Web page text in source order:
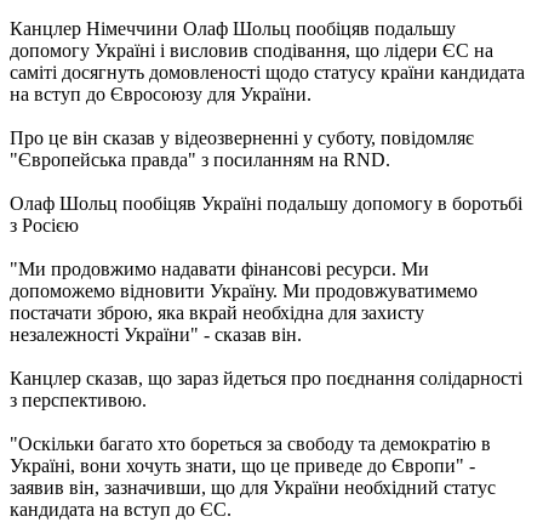
Канцлер Німеччини Олаф Шольц пообіцяв подальшу
допомогу Україні і висловив сподівання, що лідери ЄС на
саміті досягнуть домовленості щодо статусу країни кандидата
на вступ до Євросоюзу для України.
Про це він сказав у відеозверненні у суботу, повідомляє
"Європейська правда" з посиланням на RND.
Олаф Шольц пообіцяв Україні подальшу допомогу в боротьбі
з Росією
"Ми продовжимо надавати фінансові ресурси. Ми
допоможемо відновити Україну. Ми продовжуватимемо
постачати зброю, яка вкрай необхідна для захисту
незалежності України" - сказав він.
Канцлер сказав, що зараз йдеться про поєднання солідарності
з перспективою.
"Оскільки багато хто бореться за свободу та демократію в
Україні, вони хочуть знати, що це приведе до Європи" -
заявив він, зазначивши, що для України необхідний статус
кандидата на вступ до ЄС.